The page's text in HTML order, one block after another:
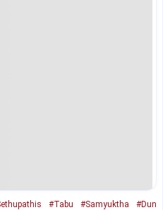
#Tabu #Samyuktha
#Dun